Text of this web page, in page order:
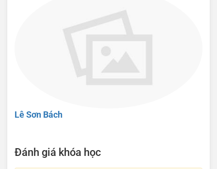
Lê Sơn Bách
Đánh giá khóa học